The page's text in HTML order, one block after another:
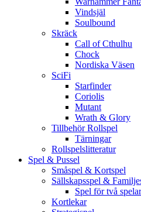
Vindsjäl
Soulbound
Skräck
Call of Cthulhu
Chock
Nordiska Väsen
SciFi
Starfinder
Coriolis
Mutant
Wrath & Glory
Tillbehör Rollspel
Tärningar
Rollspelslitteratur
Spel & Pussel
Småspel & Kortspel
Sällskapsspel &
Spel för två
Kortlekar